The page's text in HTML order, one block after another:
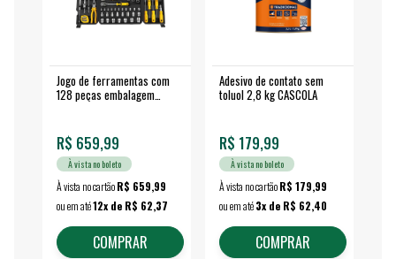
Jogo de ferramentas com
128 peças embalagem
R$ 659,99
À vista no boleto
À vista no cartãoR$ 659,99
ou em até12x de R$ 62,37
COMPRAR
Adesivo de contato sem
toluol 2,8 kg CASCOLA
R$ 179,99
À vista no boleto
À vista no cartãoR$ 179,99
ou em até3x de R$ 62,40
COMPRAR